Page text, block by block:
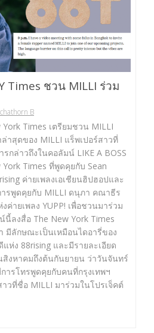
Times ชวน MILLI ร่วม
B
York Times เตรียมชวน MILLI
าสุดของ MILLI แร็พเปอร์สาวที่
กล่าวถึงในคอลัมน์ LIKE A BOSS
Times ที่พูดคุยกับ Sean
ค่ายเพลงเอเชียนฮิปฮอปและ
ารพูดคุยกับ MILLI ดนุภา คณาธีร
ค่ายเพลง YUPP! เพื่อชวนมาร่วม
ลงสื่อ The New York Times
มีลักษณะเป็นเหมือนไดอารี่ของ
ห่ง 88rising และมีรายละเอียด
งหาคมถึงต้นกันยายน ว่าวันจันทร์
ารโทรพูดคุยกับคนที่กรุงเทพฯ
วที่ชื่อ MILLI มาร่วมในโปรเจ็คต์